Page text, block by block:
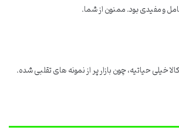
و مفیدی بود. ممنون از شما.
خیلی حیاتیه، چون بازار پر از نمونه های تقلبی شده.